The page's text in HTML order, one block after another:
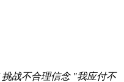
挑战不合理信念 "我应付不